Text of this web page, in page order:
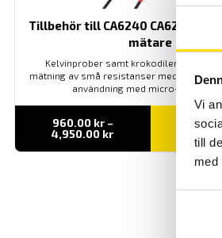
Vi
till
med
Tillbehör till CA6240 CA6250 &
mätare
Kelvinprober samt krokodiler och
mätning av små resistanser med 4-
användning med micro-
960.00 kr –
4,950.00 krPrisintervall:
till
LÄS